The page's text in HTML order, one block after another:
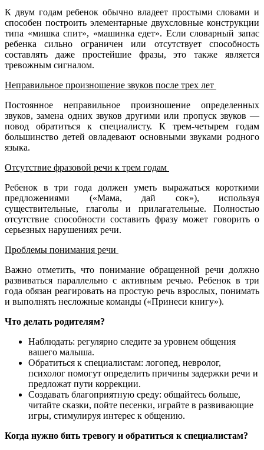
К двум годам ребенок обычно владеет простыми словами и
способен построить элементарные двухсловные конструкции
типа «мишка спит», «машинка едет». Если словарный запас
ребенка сильно ограничен или отсутствует способность
составлять даже простейшие фразы, это также является
тревожным сигналом.
Неправильное произношение звуков после трех лет
Постоянное неправильное произношение определенных
звуков, замена одних звуков другими или пропуск звуков —
повод обратиться к специалисту. К трем-четырем годам
большинство детей овладевают основными звуками родного
языка.
Отсутствие фразовой речи к трем годам
Ребенок в три года должен уметь выражаться короткими
предложениями («Мама, дай сок»), используя
существительные, глаголы и прилагательные. Полностью
отсутствие способности составить фразу может говорить о
серьезных нарушениях речи.
Проблемы понимания речи
Важно отметить, что понимание обращенной речи должно
развиваться параллельно с активным речью. Ребенок в три
года обязан реагировать на простую речь взрослых, понимать
и выполнять несложные команды («Принеси книгу»).
Что делать родителям?
Наблюдать: регулярно следите за уровнем общения
вашего малыша.
Обратиться к специалистам: логопед, невролог,
психолог помогут определить причины задержки речи и
предложат пути коррекции.
Создавать благоприятную среду: общайтесь больше,
читайте сказки, пойте песенки, играйте в развивающие
игры, стимулируя интерес к общению.
Когда нужно бить тревогу и обратиться к специалистам?